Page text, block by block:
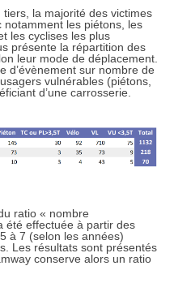
la majorité des victimes
les piétons, les
les cyclises les plus
présente la répartition des
leur mode de déplacement.
d’évènement sur nombre de
vulnérables (piétons,
d’une carrosserie.
ratio « nombre
été effectuée à partir des
à 7 (selon les années)
Les résultats sont présentés
conserve alors un ratio